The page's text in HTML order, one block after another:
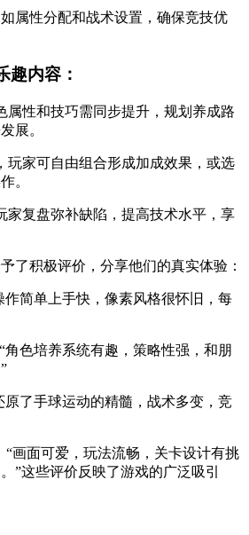
属性分配和战术设置，确保竞技优
趣内容：
属性和技巧需同步提升，规划养成路
展。
玩家可自由组合形成加成效果，或选
。
家复盘弥补缺陷，提高技术水平，享
了积极评价，分享他们的真实体验：
作简单上手快，像素风格很怀旧，每
角色培养系统有趣，策略性强，和朋
原了手球运动的精髓，战术多变，竞
“画面可爱，玩法流畅，关卡设计有挑
”这些评价反映了游戏的广泛吸引